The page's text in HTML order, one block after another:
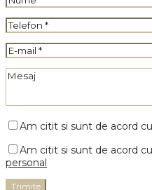
Am citit si sunt de acord cu
Am citit si sunt de acord cu
personal